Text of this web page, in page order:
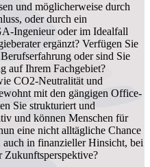
und möglicherweise durch
oder durch ein
Ingenieur oder im Idealfall
ergänzt? Verfügen Sie
oder sind Sie
auf Ihrem Fachgebiet?
CO2-Neutralität und
mit den gängigen Office-
Sie strukturiert und
und können Menschen für
eine nicht alltägliche Chance
in finanzieller Hinsicht, bei
Zukunftsperspektive?